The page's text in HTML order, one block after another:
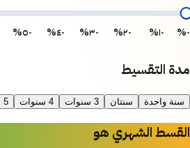
٠% ١٠% ٢٠% ٣٠% ٤٠% ٥٠%
مدة التقسيط
سنة واحدة سنتان 3 سنوات 4 سنوات 5 سنوات
القسط الشهري هو